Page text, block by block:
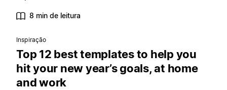
8 min de leitura
Inspiração
Top 12 best templates to help you
hit your new year’s goals, at home
and work